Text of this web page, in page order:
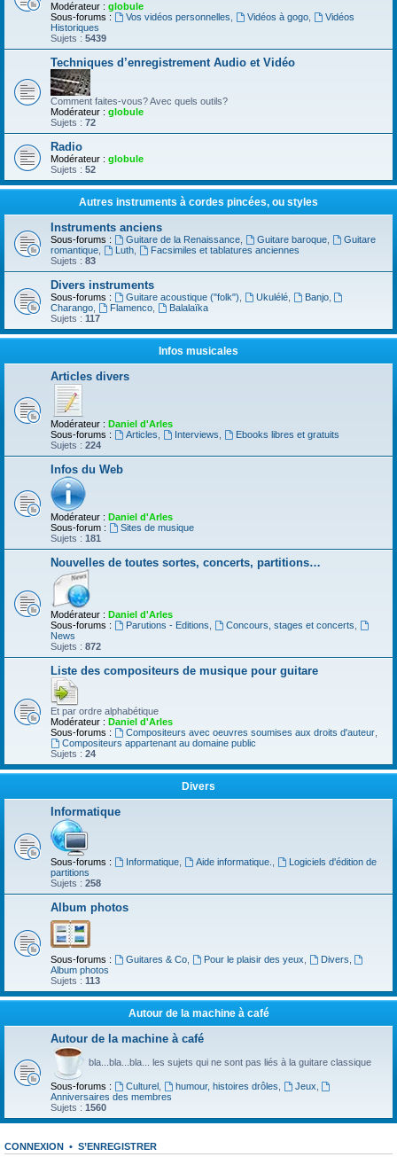
Modérateur : globule
Sous-forums :
Vos vidéos personnelles Vidéos à gogo,
Vidéos
Historiques
Sujets : 5439
Techniques d’enregistrement Audio et Vidéo
Comment faites-vous? Avec quels outils?
Modérateur : globule
Sujets : 72
Radio
Modérateur : globule
Sujets : 52
Autres instruments à cordes pincées, ou styles
Instruments anciens
Sous-forums : Guitare de la Renaissance, Guitare baroque,
Guitare
romantique
Luth,
Facsimiles et tablatures anciennes
Sujets : 83
Divers instruments
Sous-forums : Guitare acoustique ("folk") Ukulélé, Banjo,
Charango
Flamenco,
Balalaïka
Sujets : 117
Infos musicales
Articles divers
Modérateur : Daniel d'Arles
Sous-forums :
Articles Interviews
Ebooks libres et gratuits
Sujets : 224
Infos du Web
Modérateur : Daniel d'Arles
Sous-forum :
Sites de musique
Sujets : 181
Nouvelles de toutes sortes, concerts, partitions…
Modérateur : Daniel d'Arles
Sous-forums :
Parutions - Editions Concours, stages et concerts
News
Sujets : 872
Liste des compositeurs de musique pour guitare
Et par ordre alphabétique
Modérateur : Daniel d'Arles
Sous-forums :
Compositeurs avec oeuvres soumises aux droits d'auteur,
Compositeurs appartenant au domaine public
Sujets : 24
Divers
Informatique
Sous-forums : Informatique, Aide informatique.
Logiciels d'édition de
partitions
Sujets : 258
Album photos
Sous-forums : Guitares & Co, Pour le plaisir des yeux Divers
Album photos
Sujets : 113
Autour de la machine à café
Autour de la machine à café
bla...bla...bla... les sujets qui ne sont pas liés à la guitare classique
Sous-forums : Culturel, humour, histoires drôles Jeux
Anniversaires des membres
Sujets : 1560
CONNEXION • S’ENREGISTRER